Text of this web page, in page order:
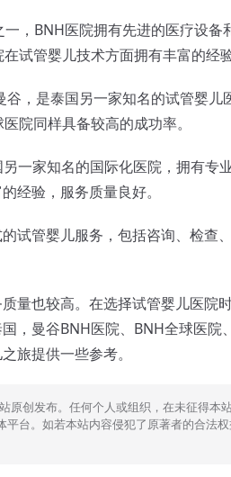
BNH医院拥有先进的医疗设备
试管婴儿技术方面拥有丰富的经
，是泰国另一家知名的试管婴儿
院同样具备较高的成功率。
家知名的国际化医院，拥有专
经验，服务质量良好。
管婴儿服务，包括咨询、检查
也较高。在选择试管婴儿医院
，曼谷BNH医院、BNH全球医院
旅提供一些参考。
创发布。任何个人或组织，在未征得本
台。如若本站内容侵犯了原著者的合法